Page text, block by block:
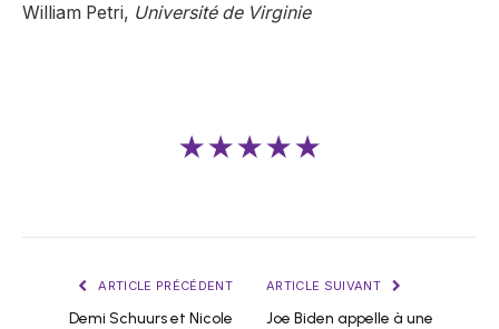
William Petri, Université de Virginie
★★★★★
ARTICLE PRÉCÉDENT
Demi Schuurs et Nicole
ARTICLE SUIVANT
Joe Biden appelle à une